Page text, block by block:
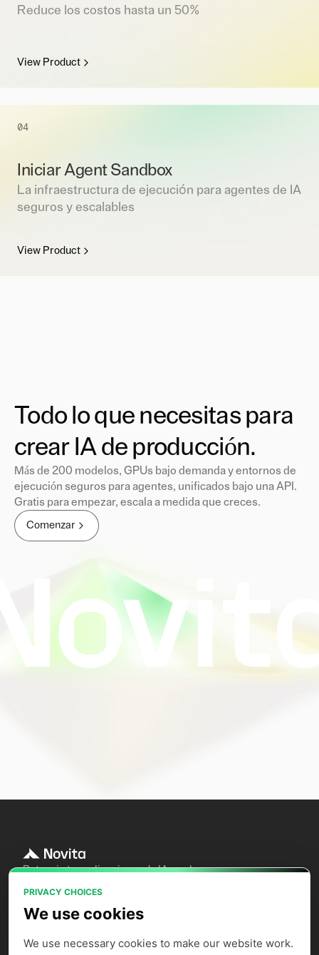
PRIVACY CHOICES
We use cookies
We use necessary cookies to make our website work.
Reduce los costos hasta un 50%
View Product
04
Iniciar Agent Sandbox
La infraestructura de ejecución para agentes de IA
seguros y escalables
View Product
Todo lo que necesitas para
crear IA de producción.
Más de 200 modelos, GPUs bajo demanda y entornos de
ejecución seguros para agentes, unificados bajo una API.
Gratis para empezar, escala a medida que creces.
Comenzar
Potencia tus aplicaciones de IA con las